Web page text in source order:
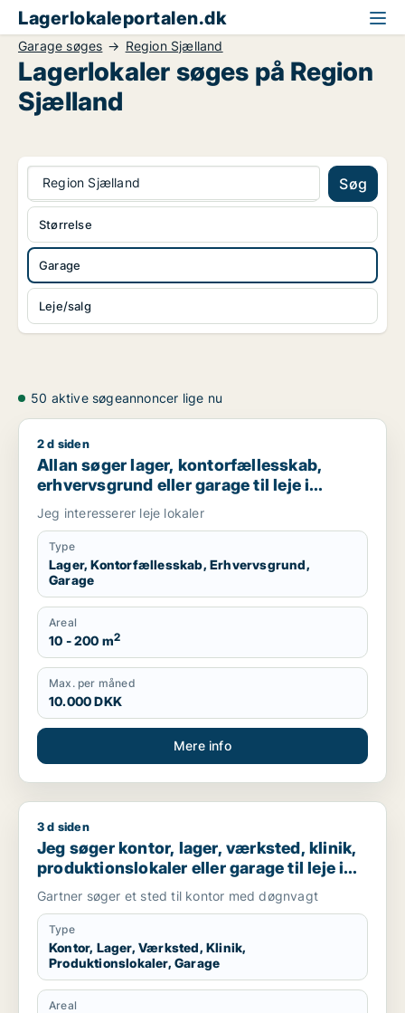
Lagerlokaleportalen.dk
Garage søges Region Sjælland
Lagerlokaler søges på Region
Sjælland
Region Sjælland Søg
Garage
Leje/salg
Størrelse
50 aktive søgeannoncer lige nu
Allan søger lager, kontorfællesskab, erhvervsgrund eller
2 d siden
Allan søger lager, kontorfællesskab,
erhvervsgrund eller garage til leje i
Ringsted
Jeg interesserer leje lokaler
Type
Lager, Kontorfællesskab, Erhvervsgrund,
Garage
Areal
10 - 200 m2
Max. per måned
10.000 DKK
Mere info
Jeg søger kontor, lager, værksted, klinik,
3 d siden
Jeg søger kontor, lager, værksted, klinik,
produktionslokaler eller garage til leje i
Holbæk
Gartner søger et sted til kontor med døgnvagt
Type
Kontor, Lager, Værksted, Klinik,
Produktionslokaler, Garage
Areal